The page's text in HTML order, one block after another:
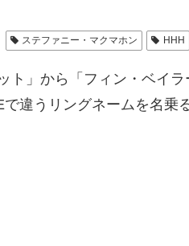
ステファニー・マクマホン HHH
ト」から「フィン・ベイ
違うリングネームを名乗